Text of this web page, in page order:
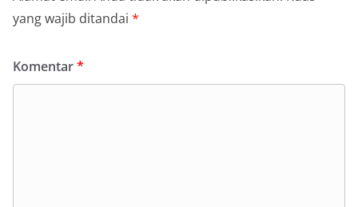
yang wajib ditandai *
Komentar*